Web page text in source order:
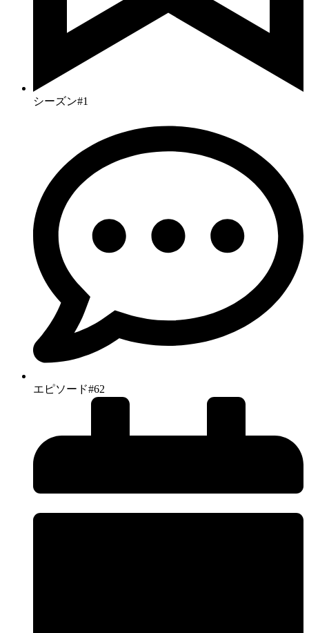
シーズン#1
エピソード#62